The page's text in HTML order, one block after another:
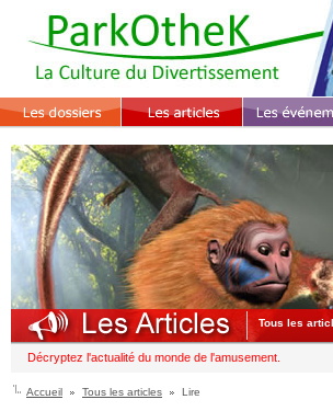
Tous les
Décryptez l'actualité du monde de l'amusement.
Accueil Tous les articles Lire